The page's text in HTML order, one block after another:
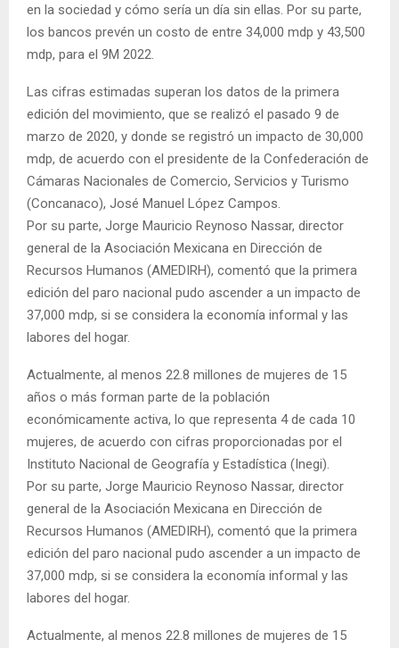
en la sociedad y cómo sería un día sin ellas. Por su parte,
los bancos prevén un costo de entre 34,000 mdp y 43,500
mdp, para el 9M 2022.
Las cifras estimadas superan los datos de la primera
edición del movimiento, que se realizó el pasado 9 de
marzo de 2020, y donde se registró un impacto de 30,000
mdp, de acuerdo con el presidente de la Confederación de
Cámaras Nacionales de Comercio, Servicios y Turismo
(Concanaco), José Manuel López Campos.
Por su parte, Jorge Mauricio Reynoso Nassar, director
general de la Asociación Mexicana en Dirección de
Recursos Humanos (AMEDIRH), comentó que la primera
edición del paro nacional pudo ascender a un impacto de
37,000 mdp, si se considera la economía informal y las
labores del hogar.
Actualmente, al menos 22.8 millones de mujeres de 15
años o más forman parte de la población
económicamente activa, lo que representa 4 de cada 10
mujeres, de acuerdo con cifras proporcionadas por el
Instituto Nacional de Geografía y Estadística (Inegi).
Por su parte, Jorge Mauricio Reynoso Nassar, director
general de la Asociación Mexicana en Dirección de
Recursos Humanos (AMEDIRH), comentó que la primera
edición del paro nacional pudo ascender a un impacto de
37,000 mdp, si se considera la economía informal y las
labores del hogar.
Actualmente, al menos 22.8 millones de mujeres de 15